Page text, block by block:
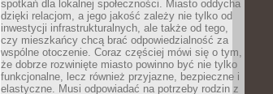
spotkań dla lokalnej społeczności. Miasto oddycha
dzięki relacjom, a jego jakość zależy nie tylko od
inwestycji infrastrukturalnych, ale także od tego,
czy mieszkańcy chcą brać odpowiedzialność za
wspólne otoczenie. Coraz częściej mówi się o tym,
że dobrze rozwinięte miasto powinno być nie tylko
funkcjonalne, lecz również przyjazne, bezpieczne i
elastyczne. Musi odpowiadać na potrzeby rodzin z